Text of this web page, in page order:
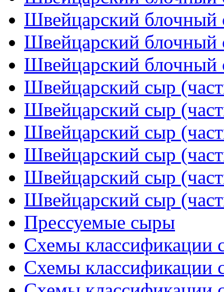
Швейцарский блочный
Швейцарский блочный
Швейцарский блочный
Швейцарский сыр
Швейцарский сыр
Швейцарский сыр
Швейцарский сыр
Швейцарский сыр
Швейцарский сыр
Прессуемые сыры
Схемы классификации
Схемы классификации